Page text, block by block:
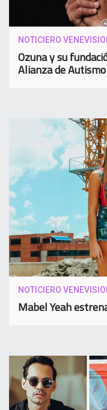
NOTICIERO
Ozuna y su
Alianza de
NOTICIERO
Mabel Yeah